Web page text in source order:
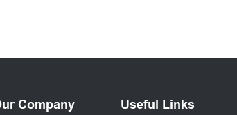
Company Useful Links